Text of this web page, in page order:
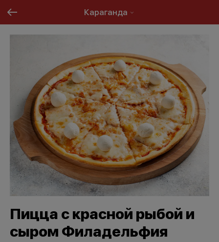
Караганда
Пицца с красной рыбой и
сыром Филадельфия